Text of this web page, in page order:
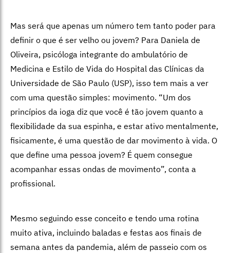
Mas será que apenas um número tem tanto poder para
definir o que é ser velho ou jovem? Para Daniela de
Oliveira, psicóloga integrante do ambulatório de
Medicina e Estilo de Vida do Hospital das Clínicas da
Universidade de São Paulo (USP), isso tem mais a ver
com uma questão simples: movimento. “Um dos
princípios da ioga diz que você é tão jovem quanto a
flexibilidade da sua espinha, e estar ativo mentalmente,
fisicamente, é uma questão de dar movimento à vida. O
que define uma pessoa jovem? É quem consegue
acompanhar essas ondas de movimento”, conta a
profissional.
Mesmo seguindo esse conceito e tendo uma rotina
muito ativa, incluindo baladas e festas aos finais de
semana antes da pandemia, além de passeio com os